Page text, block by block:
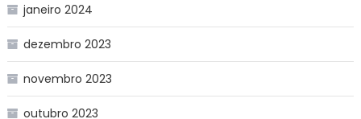
janeiro 2024
dezembro 2023
novembro 2023
outubro 2023